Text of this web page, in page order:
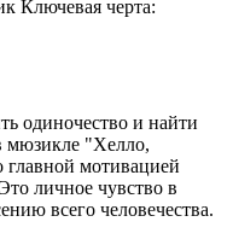
Ключевая черта:
одиночество и найти
мюзикле "Хелло,
мотивацией
личное чувство в
всего человечества.